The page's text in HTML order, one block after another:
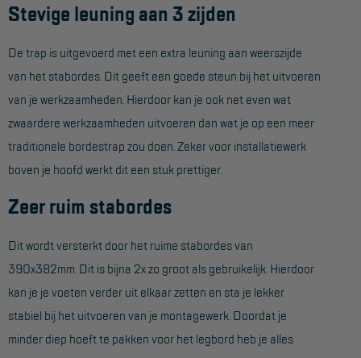
Project toepassingen
Hoogbouw
Industrie
Keuring en Inspectie
Ladders en trappen
Valbeveiliging
Reparatie en onderhoud
Stevige leuning aan 3 zijden
De trap is uitgevoerd met een extra leuning aan weerszijde
van het stabordes. Dit geeft een goede steun bij het uitvoeren
van je werkzaamheden. Hierdoor kan je ook net even wat
zwaardere werkzaamheden uitvoeren dan wat je op een meer
traditionele bordestrap zou doen. Zeker voor installatiewerk
boven je hoofd werkt dit een stuk prettiger.
Zeer ruim stabordes
Dit wordt versterkt door het ruime stabordes van
390x382mm. Dit is bijna 2x zo groot als gebruikelijk. Hierdoor
kan je je voeten verder uit elkaar zetten en sta je lekker
stabiel bij het uitvoeren van je montagewerk. Doordat je
minder diep hoeft te pakken voor het legbord heb je alles